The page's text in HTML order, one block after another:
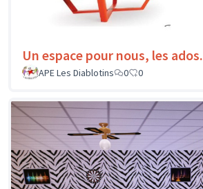
Un espace pour nous, les ados.
APE Les Diablotins
0 0